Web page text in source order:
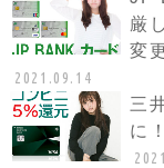
厳
変
2021.09.14
三
に